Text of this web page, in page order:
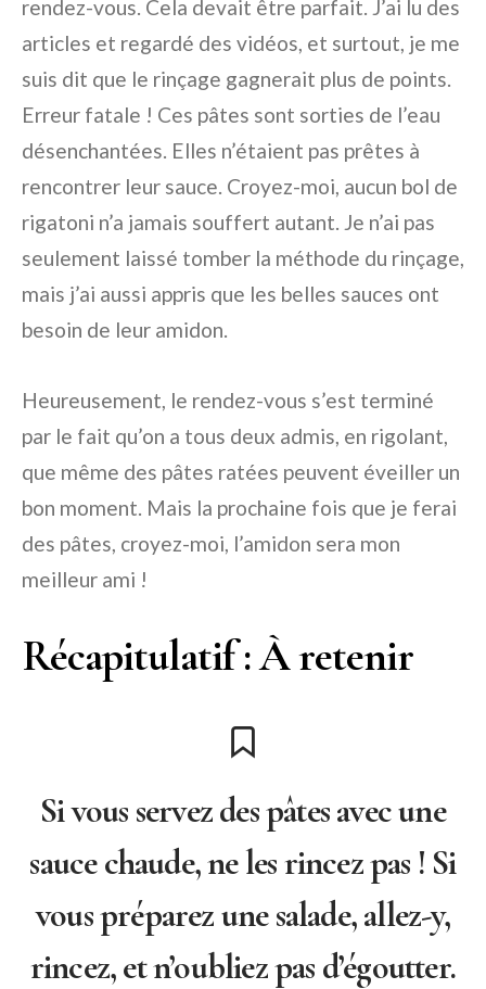
rendez-vous. Cela devait être parfait. J’ai lu des
articles et regardé des vidéos, et surtout, je me
suis dit que le rinçage gagnerait plus de points.
Erreur fatale ! Ces pâtes sont sorties de l’eau
désenchantées. Elles n’étaient pas prêtes à
rencontrer leur sauce. Croyez-moi, aucun bol de
rigatoni n’a jamais souffert autant. Je n’ai pas
seulement laissé tomber la méthode du rinçage,
mais j’ai aussi appris que les belles sauces ont
besoin de leur amidon.
Heureusement, le rendez-vous s’est terminé
par le fait qu’on a tous deux admis, en rigolant,
que même des pâtes ratées peuvent éveiller un
bon moment. Mais la prochaine fois que je ferai
des pâtes, croyez-moi, l’amidon sera mon
meilleur ami !
Récapitulatif : À retenir
Si vous servez des pâtes avec une
sauce chaude, ne les rincez pas ! Si
vous préparez une salade, allez-y,
rincez, et n’oubliez pas d’égoutter.